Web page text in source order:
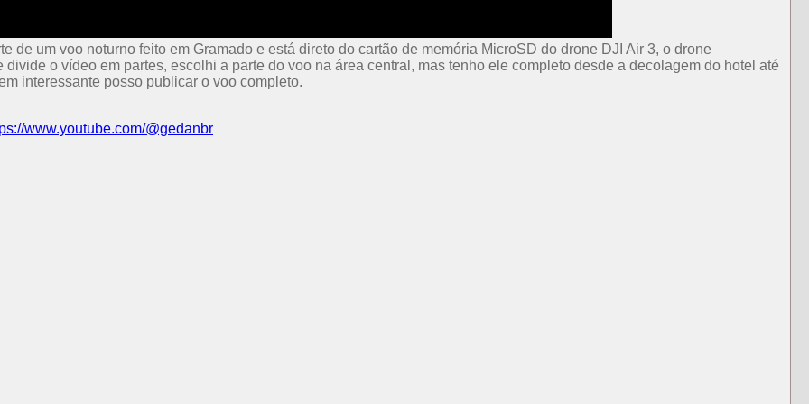
de um voo noturno feito em Gramado e está direto do cartão de memória MicroSD do drone DJI Air 3, o drone
divide o vídeo em partes, escolhi a parte do voo na área central, mas tenho ele completo desde a decolagem do hotel até
interessante posso publicar o voo completo.
www.youtube.com/@gedanbr